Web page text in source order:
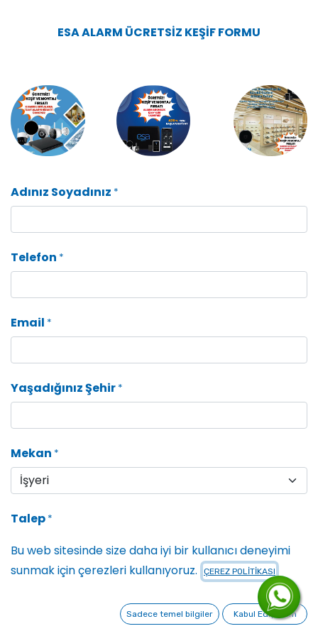
ESA ALARM ÜCRETSİZ KEŞİF FORMU
Adınız Soyadınız *
Telefon *
Email *
Yaşadığınız Şehir *
Mekan *
Talep *
Bu web sitesinde size daha iyi bir kullanıcı deneyimi
sunmak için çerezleri kullanıyoruz.
ÇEREZ POLİTİKASI
Sadece temel bilgiler Kabul Ediyorum